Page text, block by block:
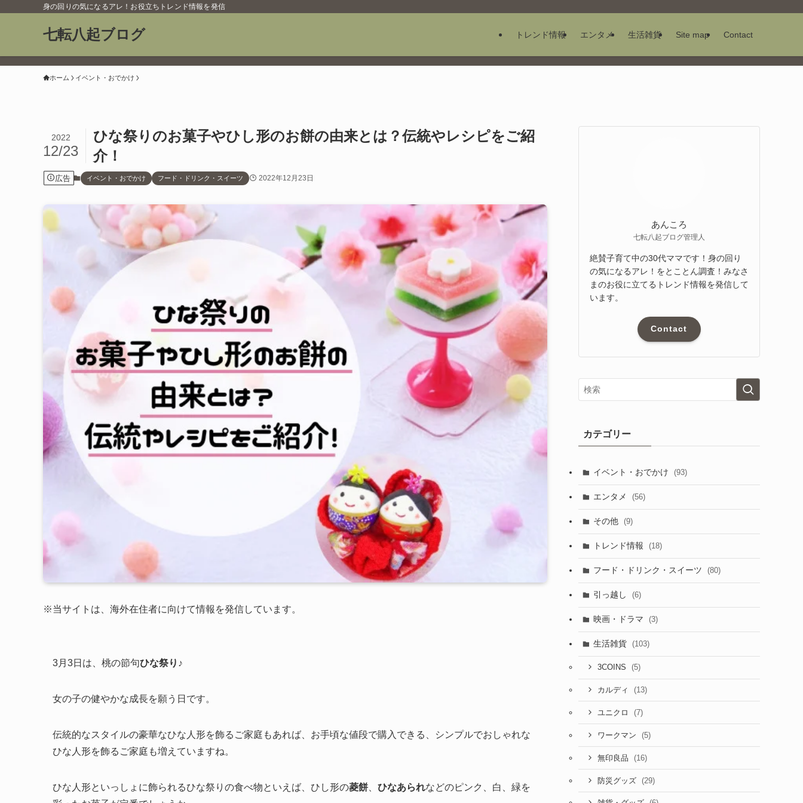
身の回りの気になるアレ！お役立ちトレンド情報を発信
七転八起ブログ トレンド情報 エンタメ 生活雑貨 Site map Contact
ホーム イベント・おでかけ
ひな祭りのお菓子やひし形のお餅の由来とは？伝統やレシピをご紹
介！
2022
12/23
広告 イベント・おでかけ フード・ドリンク・スイーツ 2022年12月23日
※当サイトは、海外在住者に向けて情報を発信しています。
3月3日は、桃の節句ひな祭り ♪
女の子の健やかな成長を願う日です。
伝統的なスタイルの豪華なひな人形を飾るご家庭もあれば、お手頃な値段で購入できる、シンプルでおしゃれな
ひな人形を飾るご家庭も増えていますね。
ひな人形といっしょに飾られるひな祭りの食べ物といえば、ひし形の菱餅 ひなあられなどのピンク、白、緑を
あんころ
七転八起ブログ管理人
絶賛子育て中の30代ママです！身の回り
の気になるアレ！をとことん調査！みなさ
まのお役に立てるトレンド情報を発信して
います。
Contact
カテゴリー
イベント・おでかけ (93)
エンタメ (56)
その他 (9)
トレンド情報 (18)
フード・ドリンク・スイーツ (80)
引っ越し (6)
映画・ドラマ (3)
生活雑貨 (103)
3COINS (5)
カルディ (13)
ユニクロ (7)
ワークマン (5)
無印良品 (16)
防災グッズ (29)